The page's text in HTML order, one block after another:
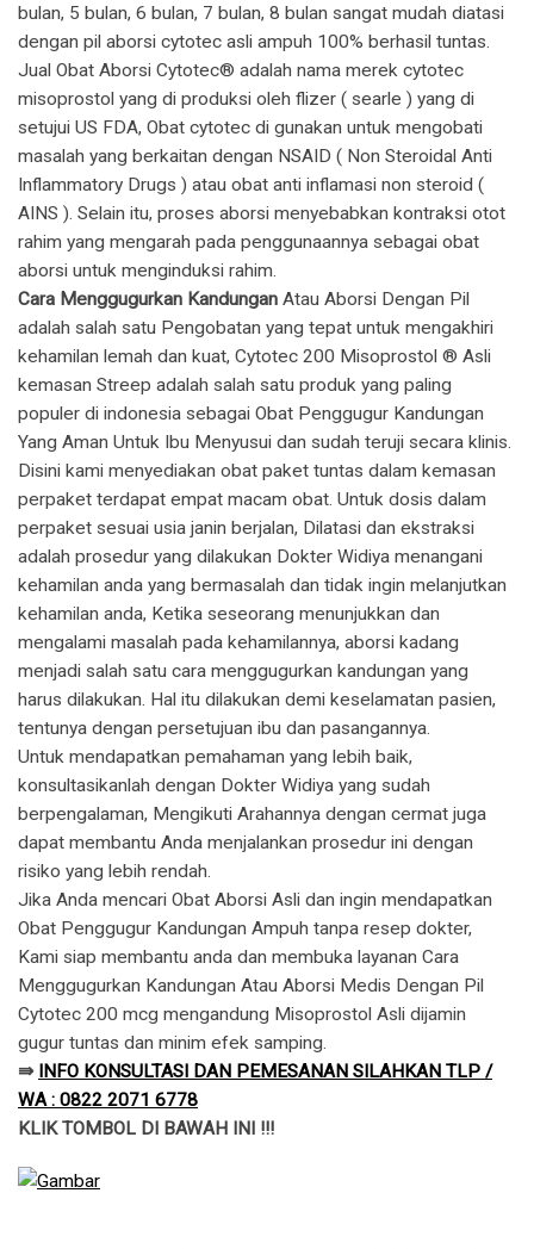
bulan, 5 bulan, 6 bulan, 7 bulan, 8 bulan sangat mudah diatasi
dengan pil aborsi cytotec asli ampuh 100% berhasil tuntas.
​Jual Obat Aborsi Cytotec® adalah nama merek cytotec
misoprostol yang di produksi oleh flizer ( searle ) yang di
setujui US FDA, Obat cytotec di gunakan untuk mengobati
masalah yang berkaitan dengan NSAID ( Non Steroidal Anti
Inflammatory Drugs ) atau obat anti inflamasi non steroid (
AINS ). Selain itu, proses aborsi menyebabkan kontraksi otot
rahim yang mengarah pada penggunaannya sebagai obat
aborsi untuk menginduksi rahim.
Cara Menggugurkan Kandungan Atau Aborsi Dengan Pil
adalah salah satu Pengobatan yang tepat untuk mengakhiri
kehamilan lemah dan kuat, Cytotec 200 Misoprostol ® Asli
kemasan Streep adalah salah satu produk yang paling
populer di indonesia sebagai Obat Penggugur Kandungan
Yang Aman Untuk Ibu Menyusui dan sudah teruji secara klinis.
Disini kami menyediakan obat paket tuntas dalam kemasan
perpaket terdapat empat macam obat. Untuk dosis dalam
perpaket sesuai usia janin berjalan, Dilatasi dan ekstraksi
adalah prosedur yang dilakukan Dokter Widiya menangani
kehamilan anda yang bermasalah dan tidak ingin melanjutkan
kehamilan anda, Ketika seseorang menunjukkan dan
mengalami masalah pada kehamilannya, aborsi kadang
menjadi salah satu cara menggugurkan kandungan yang
harus dilakukan. Hal itu dilakukan demi keselamatan pasien,
tentunya dengan persetujuan ibu dan pasangannya.
Untuk mendapatkan pemahaman yang lebih baik,
konsultasikanlah dengan Dokter Widiya yang sudah
berpengalaman, Mengikuti Arahannya dengan cermat juga
dapat membantu Anda menjalankan prosedur ini dengan
risiko yang lebih rendah.
Jika Anda mencari Obat Aborsi Asli dan ingin mendapatkan
Obat Penggugur Kandungan Ampuh tanpa resep dokter,
Kami siap membantu anda dan membuka layanan Cara
Menggugurkan Kandungan Atau Aborsi Medis Dengan Pil
Cytotec 200 mcg mengandung Misoprostol Asli dijamin
gugur tuntas dan minim efek samping.
⇛ INFO KONSULTASI DAN PEMESANAN SILAHKAN TLP /
WA : 0822 2071 6778
KLIK TOMBOL DI BAWAH INI !!!